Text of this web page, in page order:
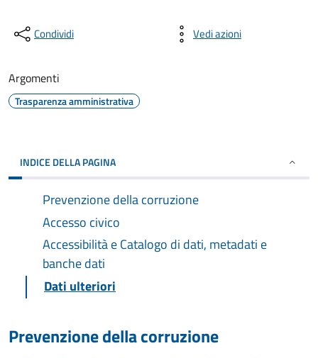
Condividi Vedi azioni
Argomenti
Trasparenza amministrativa
INDICE DELLA PAGINA
Prevenzione della corruzione
Accesso civico
Accessibilità e Catalogo di dati, metadati e
banche dati
Dati ulteriori
Prevenzione della corruzione